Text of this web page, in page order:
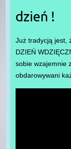
dzień !
Już tradycją jest,
DZIEŃ
sobie wzajemnie
obdarowywani